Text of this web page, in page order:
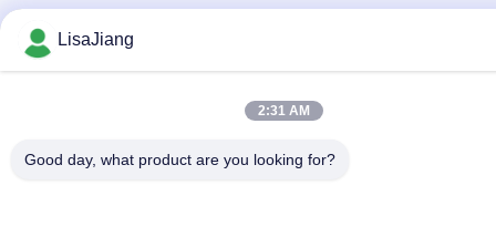
LisaJiang
2:31 AM
Good day, what product are you looking for?